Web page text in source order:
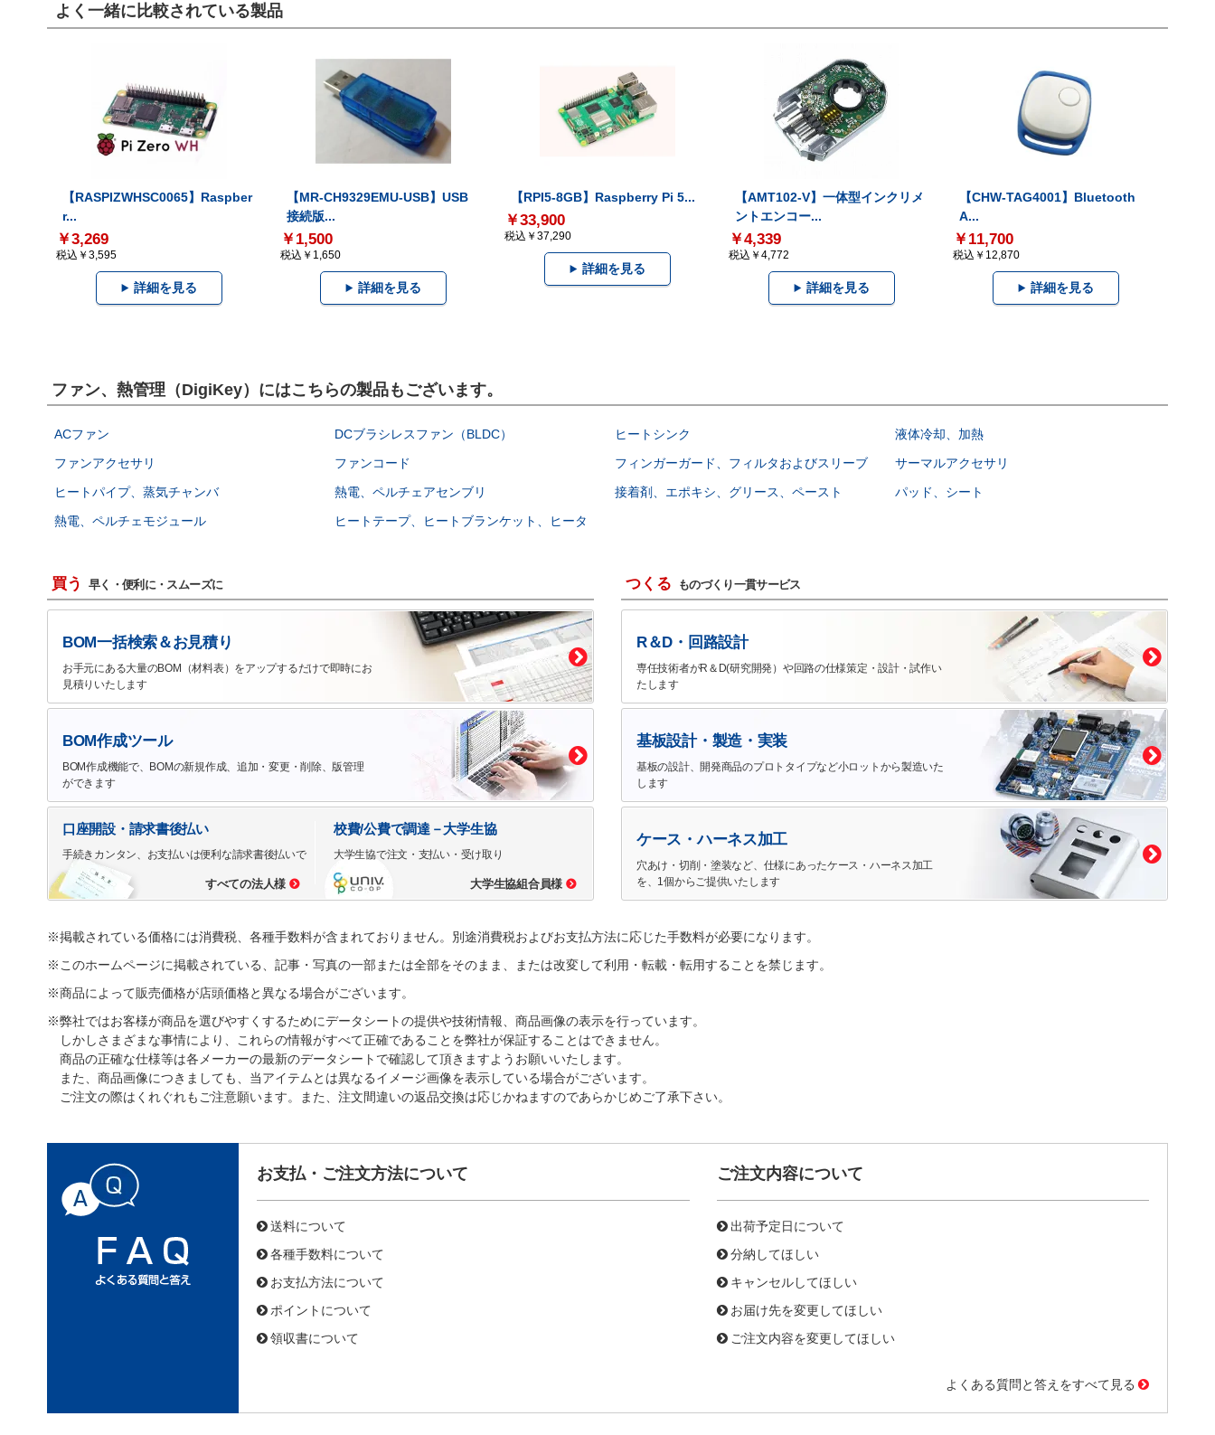
よく一緒に比較されている製品
【RASPIZWHSC0065】Raspber
r...
￥3,269
税込￥3,595
詳細を見る
【MR-CH9329EMU-USB】USB
接続版...
￥1,500
税込￥1,650
詳細を見る
【RPI5-8GB】Raspberry Pi 5...
￥33,900
税込￥37,290
詳細を見る
【AMT102-V】一体型インクリメ
ントエンコー...
￥4,339
税込￥4,772
詳細を見る
【CHW-TAG4001】Bluetooth
A...
￥11,700
税込￥12,870
詳細を見る
ファン、熱管理（DigiKey）にはこちらの製品もございます。
ACファン DCブラシレスファン（BLDC） ヒートシンク
液体冷却、加熱
ファンアクセサリ
ファンコード フィンガーガード、フィルタおよびスリーブ
サーマルアクセサリ
ヒートパイプ、蒸気チャンバ
熱電、ペルチェアセンブリ 接着剤、エポキシ、グリース、ペースト
パッド、シート
熱電、ペルチェモジュール
ヒートテープ、ヒートブランケット、ヒータ
買う 早く・便利に・スムーズに
BOM一括検索＆お見積り
お手元にある大量のBOM（材料表）をアップするだけで即時にお
見積りいたします
BOM作成ツール
BOM作成機能で、BOMの新規作成、追加・変更・削除、版管理
ができます
口座開設・請求書後払い
手続きカンタン、お支払いは便利な請求書後払いで
すべての法人様
校費/公費で調達－大学生協
大学生協で注文・支払い・受け取り
大学生協組合員様
つくる ものづくり一貫サービス
R＆D・回路設計
専任技術者がR＆D(研究開発）や回路の仕様策定・設計・試作い
たします
基板設計・製造・実装
基板の設計、開発商品のプロトタイプなど小ロットから製造いた
します
ケース・ハーネス加工
穴あけ・切削・塗装など、仕様にあったケース・ハーネス加工
を、1個からご提供いたします
※掲載されている価格には消費税、各種手数料が含まれておりません。別途消費税およびお支払方法に応じた手数料が必要になります。
※このホームページに掲載されている、記事・写真の一部または全部をそのまま、または改変して利用・転載・転用することを禁じます。
※商品によって販売価格が店頭価格と異なる場合がございます。
※弊社ではお客様が商品を選びやすくするためにデータシートの提供や技術情報、商品画像の表示を行っています。
しかしさまざまな事情により、これらの情報がすべて正確であることを弊社が保証することはできません。
商品の正確な仕様等は各メーカーの最新のデータシートで確認して頂きますようお願いいたします。
また、商品画像につきましても、当アイテムとは異なるイメージ画像を表示している場合がございます。
ご注文の際はくれぐれもご注意願います。また、注文間違いの返品交換は応じかねますのであらかじめご了承下さい。
お支払・ご注文方法について
送料について
各種手数料について
お支払方法について
ポイントについて
領収書について
ご注文内容について
出荷予定日について
分納してほしい
キャンセルしてほしい
お届け先を変更してほしい
ご注文内容を変更してほしい
よくある質問と答えをすべて見る